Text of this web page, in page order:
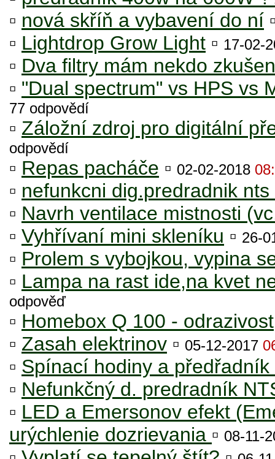
▫ nová skříň a vybavení do ní
▫ Lightdrop Grow Light ▫ 17-02-
▫ Dva filtry mám nekdo
▫ "Dual spectrum" vs HPS vs
77 odpovědí
▫ Záložní zdroj pro digitální
odpovědí
▫ Repas pacháče ▫ 02-02-2018
▫ nefunkcni dig.predradnik nts
▫ Navrh ventilace mistnosti
▫ Vyhřívaní mini skleníku ▫ 26-
▫ Prolem s vybojkou, vypina
▫ Lampa na rast ide,na kvet
odpověď
▫ Homebox Q 100 - odrazivost
▫ Zasah elektrinov ▫ 05-12-2017
▫ Spínací hodiny a předřadník
▫ Nefunkčný d. predradník
▫ LED a Emersonov efekt
urýchlenie dozrievania ▫ 08-11-